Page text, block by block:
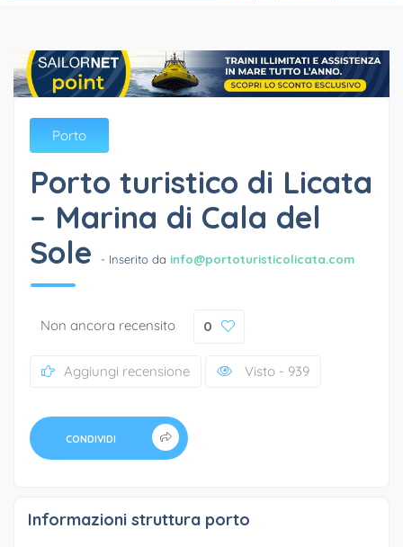
Porto
Porto turistico di Licata
– Marina di Cala del
Sole
- Inserito da info@portoturisticolicata.com
Non ancora recensito 0
Aggiungi recensione Visto - 939
CONDIVIDI
Informazioni struttura porto